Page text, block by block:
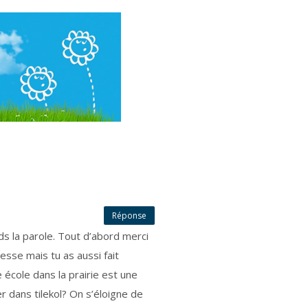
la parole. Tout d’abord merci
mais tu as aussi fait
dans la prairie est une
tilekol? On s’éloigne de
Réponse